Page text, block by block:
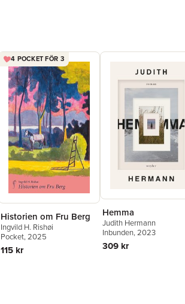
4 POCKET FÖR 3
Historien om Fru Berg
Ingvild H. Rishøi
Pocket, 2025
115 kr
Hemma
Judith Hermann
Inbunden, 2023
309 kr